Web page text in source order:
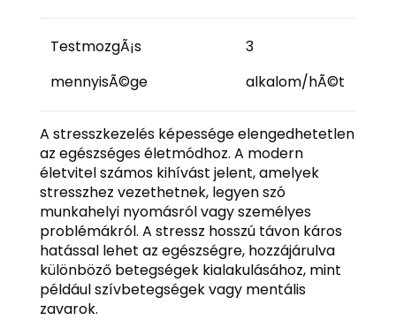
TestmozgÃ¡s
mennyisÃ©ge
3
alkalom/hÃ©t
A stresszkezelés képessége elengedhetetlen
az egészséges életmódhoz. A modern
életvitel számos kihívást jelent, amelyek
stresszhez vezethetnek, legyen szó
munkahelyi nyomásról vagy személyes
problémákról. A stressz hosszú távon káros
hatással lehet az egészségre, hozzájárulva
különböző betegségek kialakulásához, mint
például szívbetegségek vagy mentális
zavarok.